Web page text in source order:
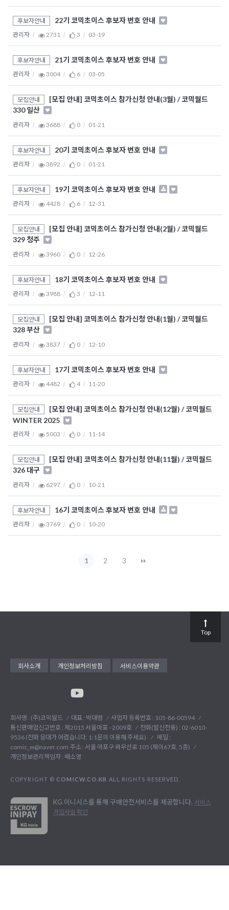
후보자안내 22기 코믹초이스 후보자 번호 안내
관리자 2731 3 03-19
후보자안내 21기 코믹초이스 후보자 번호 안내
관리자 3004 6 03-05
모집안내
[모집 안내] 코믹초이스 참가신청 안내(3월) / 코믹월드
330 일산
관리자 3688 0 01-21
후보자안내 20기 코믹초이스 후보자 번호 안내
관리자 3892 0 01-21
후보자안내 19기 코믹초이스 후보자 번호 안내
관리자 4428 6 12-31
모집안내
[모집 안내] 코믹초이스 참가신청 안내(2월) / 코믹월드
329 청주
관리자 3960 0 12-26
후보자안내 18기 코믹초이스 후보자 번호 안내
관리자 3988 3 12-11
모집안내
[모집 안내] 코믹초이스 참가신청 안내(1월) / 코믹월드
328 부산
관리자 3837 0 12-10
후보자안내 17기 코믹초이스 후보자 번호 안내
관리자 4482 4 11-20
모집안내
[모집 안내] 코믹초이스 참가신청 안내(12월) / 코믹월드
WINTER 2025
관리자 5003 0 11-14
모집안내
[모집 안내] 코믹초이스 참가신청 안내(11월) / 코믹월드
326 대구
관리자 6297 0 10-21
후보자안내 16기 코믹초이스 후보자 번호 안내
관리자 3769 0 10-20
1 2 3
회사소개 개인정보처리방침 서비스이용약관
회사명 : (주)코믹월드 대표 : 박대령
사업자 등록번호 : 105-86-00594
통신판매업신고번호 : 제2015 서울마포 - 2009호
전화(발신전용) : 02-6010-
9536 (전화 응대가 어렵습니다. 1:1문의 이용해 주세요)
메일 :
comic_w@naver.com 주소 : 서울 마포구 와우산로 105 (제이67호, 5층)
개인정보관리책임자 : 배소영
COPYRIGHT © COMICW.CO.KR ALL RIGHTS RESERVED.
KG 이니시스를 통해 구매안전서비스를 제공합니다. 서비스
가입사실 확인
Top